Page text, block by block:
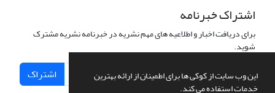
این وب سایت از کوکی ها برای اطمینان از ارائه بهترین
خدمات استفاده می کند.
اشتراک خبرنامه
برای دریافت اخبار و اطلاعیه های مهم نشریه در خبرنامه نشریه مشترک
شوید.
اشتراک